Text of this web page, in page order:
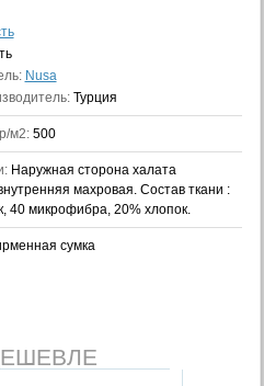
Nusa
Турция
м2: 500
Наружная сторона халата
махровая. Состав ткани :
40 микрофибра, 20% хлопок.
сумка